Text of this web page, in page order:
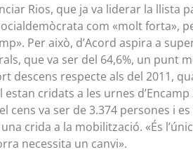
Rios, que ja va liderar la llista
com «molt forta»,
Per això, d’Acord aspira a
que va ser del 64,6%, un punt
descens respecte als del 2011,
estan cridats a les urnes
cens va ser de 3.374 persones i
crida a la mobilització. «És
necessita un canvi».